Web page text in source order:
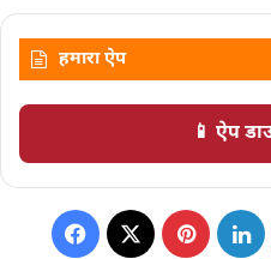
हमारा ऐप
📱 ऐप